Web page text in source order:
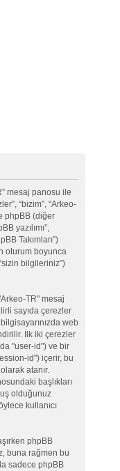
mesaj panosu ile
“bizim”, “Arkeo-
phpBB (diğer
yazılımı”,
Takımları”)
oturum boyunca
bilgileriniz”)
TR" mesaj
sayıda çerezler
web
İlk iki çerezler
"user-id") ve bir
id") içerir, bu
atanır.
başlıkları
olduğunuz
kullanıcı
phpBB
buna rağmen bu
sadece phpBB